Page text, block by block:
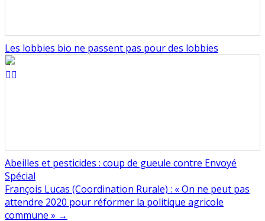
Les lobbies bio ne passent pas pour des lobbies
Abeilles et pesticides : coup de gueule contre Envoyé
Spécial
Navigation
de
François Lucas (Coordination Rurale) : « On ne peut pas
attendre 2020 pour réformer la politique agricole
commune » →